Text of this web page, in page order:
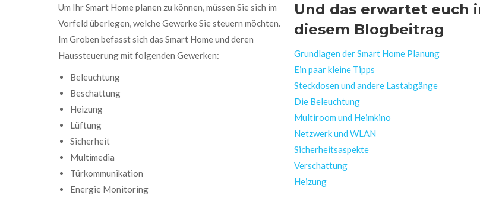
Um Ihr Smart Home planen zu können, müssen Sie sich im
Vorfeld überlegen, welche Gewerke Sie steuern möchten.
Im Groben befasst sich das Smart Home und deren
Haussteuerung mit folgenden Gewerken:
Beleuchtung
Beschattung
Heizung
Lüftung
Sicherheit
Multimedia
Türkommunikation
Energie Monitoring
Und das erwartet euch
diesem Blogbeitrag
Grundlagen der Smart Home Planung
Ein paar kleine Tipps
Steckdosen und andere Lastabgänge
Die Beleuchtung
Multiroom und Heimkino
Netzwerk und WLAN
Sicherheitsaspekte
Verschattung
Heizung